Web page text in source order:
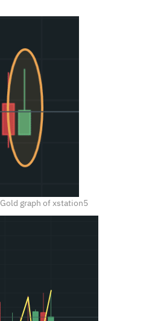
graph of xstation5